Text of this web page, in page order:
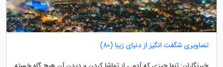
تصاویری شگفت انگیز از دنیای زیبا (80)